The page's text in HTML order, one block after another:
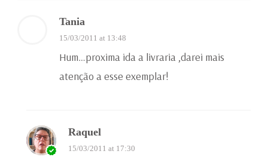
Tania
15/03/2011 at 13:48
Hum…proxima ida a livraria ,darei mais
atenção a esse exemplar!
Raquel
15/03/2011 at 17:30